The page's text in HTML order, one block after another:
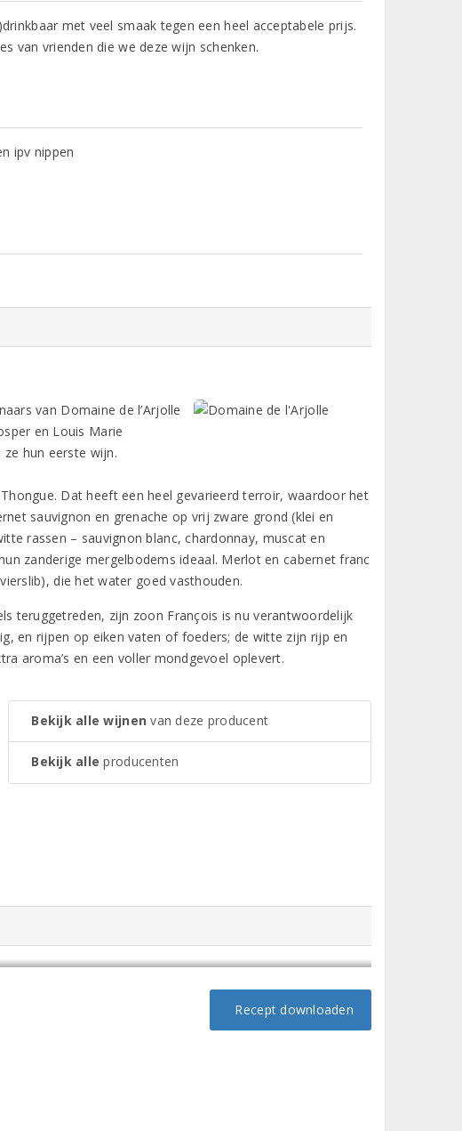
met veel smaak tegen een heel acceptabele prijs.
van vrienden die we deze wijn schenken.
ipv nippen
van Domaine de l’Arjolle
en Louis Marie
hun eerste wijn.
Dat heeft een heel gevarieerd terroir, waardoor het
sauvignon en grenache op vrij zware grond (klei en
rassen – sauvignon blanc, chardonnay, muscat en
zanderige mergelbodems ideaal. Merlot en cabernet franc
die het water goed vasthouden.
teruggetreden, zijn zoon François is nu verantwoordelijk
en rijpen op eiken vaten of foeders; de witte zijn rijp en
aroma’s en een voller mondgevoel oplevert.
Bekijk alle wijnen van deze producent
Bekijk alle producenten
Recept downloaden